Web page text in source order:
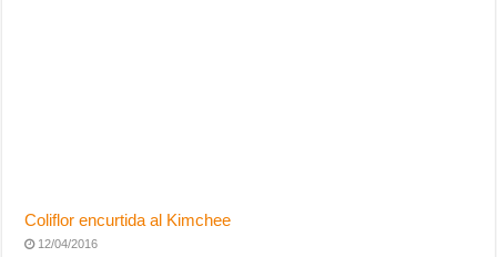
Coliflor encurtida al Kimchee
12/04/2016